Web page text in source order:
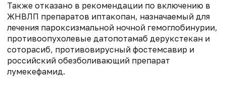
Также отказано в рекомендации по включению в
ЖНВЛП препаратов иптакопан, назначаемый для
лечения пароксизмальной ночной гемоглобинурии,
противоопухолевые датопотамаб дерукстекан и
соторасиб, противовирусный фостемсавир и
российский обезболивающий препарат
лумекефамид.